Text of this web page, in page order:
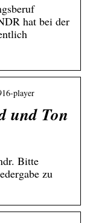
hat bei der
player
und Ton
Bitte
zu